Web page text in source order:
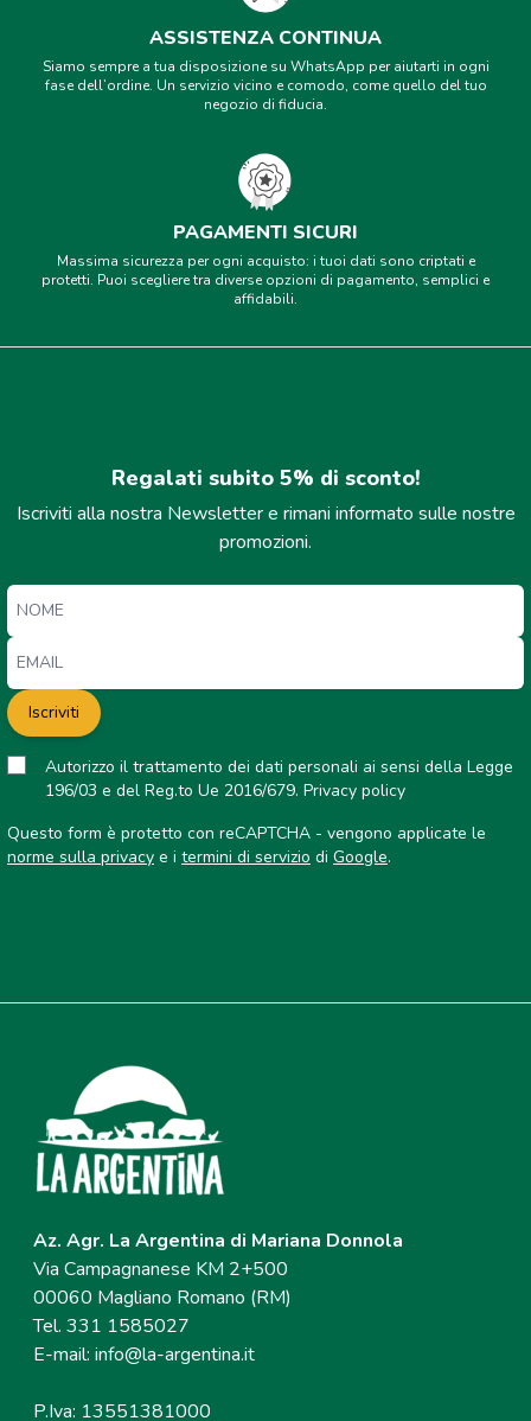
ASSISTENZA CONTINUA
Siamo sempre a tua disposizione su WhatsApp per aiutarti in ogni
fase dell’ordine. Un servizio vicino e comodo, come quello del tuo
negozio di fiducia.
PAGAMENTI SICURI
Massima sicurezza per ogni acquisto: i tuoi dati sono criptati e
protetti. Puoi scegliere tra diverse opzioni di pagamento, semplici e
affidabili.
Regalati subito 5% di sconto!
Iscriviti alla nostra Newsletter e rimani informato sulle nostre
promozioni.
Iscriviti
Autorizzo il trattamento dei dati personali ai sensi della Legge
196/03 e del Reg.to Ue 2016/679. Privacy policy
Questo form è protetto con reCAPTCHA - vengono applicate le
norme sulla privacy e i termini di servizio di Google.
Az. Agr. La Argentina di Mariana Donnola
Via Campagnanese KM 2+500
00060 Magliano Romano (RM)
Tel. 331 1585027
E-mail:info@la-argentina.it
P.Iva: 13551381000